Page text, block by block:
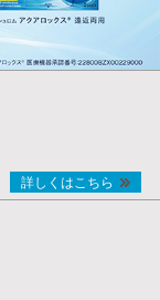
詳しくはこちら